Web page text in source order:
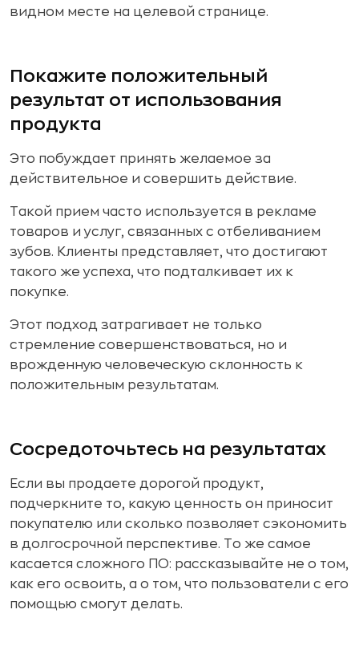
видном месте на целевой странице.
Покажите положительный
результат от использования
продукта
Это побуждает принять желаемое за
действительное и совершить действие.
Такой прием часто используется в рекламе
товаров и услуг, связанных с отбеливанием
зубов. Клиенты представляет, что достигают
такого же успеха, что подталкивает их к
покупке.
Этот подход затрагивает не только
стремление совершенствоваться, но и
врожденную человеческую склонность к
положительным результатам.
Сосредоточьтесь на результатах
Если вы продаете дорогой продукт,
подчеркните то, какую ценность он приносит
покупателю или сколько позволяет сэкономить
в долгосрочной перспективе. То же самое
касается сложного ПО: рассказывайте не о том,
как его освоить, а о том, что пользователи с его
помощью смогут делать.